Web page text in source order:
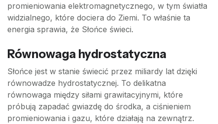
promieniowania elektromagnetycznego, w tym światła
widzialnego, które dociera do Ziemi. To właśnie ta
energia sprawia, że Słońce świeci.
Równowaga hydrostatyczna
Słońce jest w stanie świecić przez miliardy lat dzięki
równowadze hydrostatycznej. To delikatna
równowaga między siłami grawitacyjnymi, które
próbują zapadać gwiazdę do środka, a ciśnieniem
promieniowania i gazu, które działają na zewnątrz.